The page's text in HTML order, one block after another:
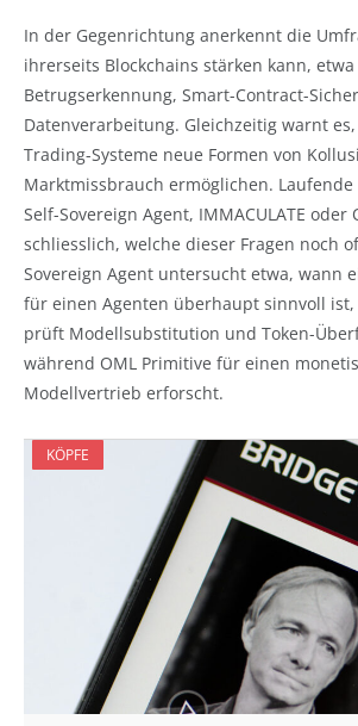
In der Gegenrichtung anerkennt die
ihrerseits Blockchains stärken kann,
Betrugserkennung, Smart-Contract-
Datenverarbeitung. Gleichzeitig warnt
Trading-Systeme neue Formen von
Marktmissbrauch ermöglichen. Laufende
Self-Sovereign Agent, IMMACULATE oder
schliesslich, welche dieser Fragen noch
Sovereign Agent untersucht etwa, wann
für einen Agenten überhaupt sinnvoll ist,
prüft Modellsubstitution und Token-
während OML Primitive für einen
Modellvertrieb erforscht.
KÖPFE